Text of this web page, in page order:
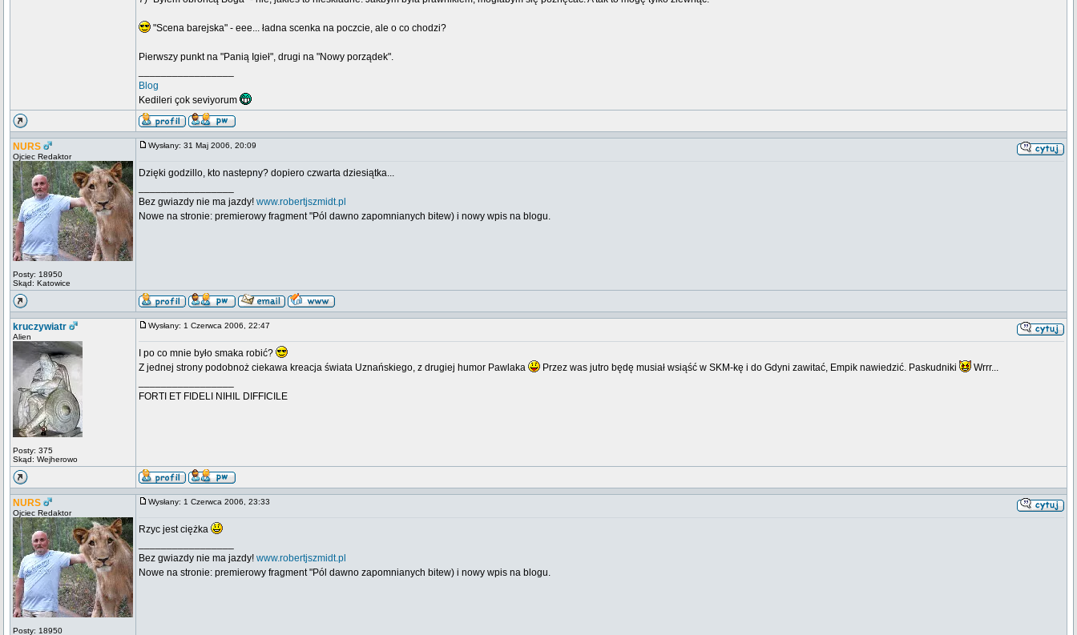
"Scena barejska" - eee... ładna scenka na poczcie, ale o co chodzi?
Pierwszy punkt na "Panią Igieł", drugi na "Nowy porządek".
Blog
Kedileri çok seviyorum
NURS
Ojciec Redaktor
Posty: 18950
Skąd: Katowice
Wysłany: 31 Maj 2006, 20:09
Dzięki godzillo, kto nastepny? dopiero czwarta dziesiątka...
Bez gwiazdy nie ma jazdy! www.robertjszmidt.pl
Nowe na stronie: premierowy fragment "Pól dawno zapomnianych bitew) i nowy wpis na blogu.
kruczywiatr
Alien
Posty: 375
Skąd: Wejherowo
Wysłany: 1 Czerwca 2006, 22:47
I po co mnie było smaka robić?
Z jednej strony podobnoż ciekawa kreacja świata Uznańskiego, z drugiej humor Pawlaka
Przez was jutro będę musiał wsiąść w SKM-kę i do Gdyni zawitać, Empik nawiedzić. Paskudniki
Wrrr...
FORTI ET FIDELI NIHIL DIFFICILE
NURS
Ojciec Redaktor
Posty: 18950
Wysłany: 1 Czerwca 2006, 23:33
Rzyc jest ciężka
Bez gwiazdy nie ma jazdy! www.robertjszmidt.pl
Nowe na stronie: premierowy fragment "Pól dawno zapomnianych bitew) i nowy wpis na blogu.